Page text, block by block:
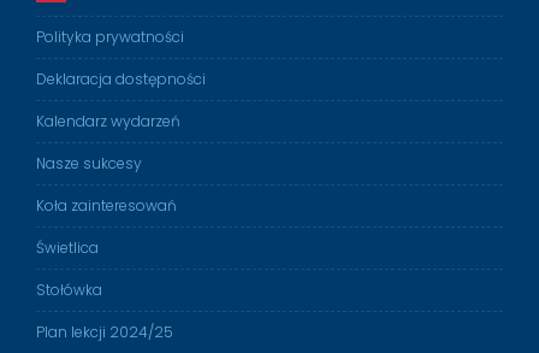
Polityka prywatności
Deklaracja dostępności
Kalendarz wydarzeń
Nasze sukcesy
Koła zainteresowań
Świetlica
Stołówka
Plan lekcji 2024/25